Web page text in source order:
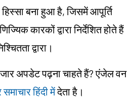
हिस्सा बना हुआ है, जिसमें आपूर्ति
कारकों द्वारा निर्देशित होते हैं
द्वारा।
अपडेट पढ़ना चाहते हैं? एंजेल वन
हिंदी मेंदेता है।